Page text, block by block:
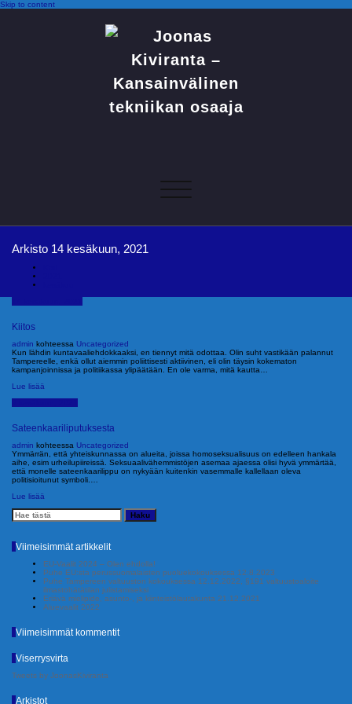
Skip to content
osaaja
Navigoi
Arkisto 14 kesäkuun, 2021
Kiitos
admin kohteessa Uncategorized
Kun lähdin kuntavaaliehdokkaaksi, en tiennyt mitä odottaa. Olin suht vastikään palannut
Tampereelle, enkä ollut aiemmin poliittisesti aktiivinen, eli olin täysin kokematon
kampanjoinnissa ja politiikassa ylipäätään. En ole varma, mitä kautta…
Lue lisää
Sateenkaariliputuksesta
admin kohteessa Uncategorized
Ymmärrän, että yhteiskunnassa on alueita, joissa homoseksualisuus on edelleen hankala
aihe, esim urheilupiireissä. Seksuaalivähemmistöjen asemaa ajaessa olisi hyvä ymmärtää,
että monelle sateenkaarilippu on nykyään kuitenkin vasemmalle kallellaan oleva
politisioitunut symboli.…
Lue lisää
Viimeisimmät artikkelit
EU-Vaalit 2024 – Olen ehdolla!
Puhe EU:sta perussuomalaisten puoluekokouksessa 12.8.2023
Puhe Tampereen valtuuston kokouksessa 12.12.2022, §191 valtuustoaloite
ilmastohätätilan julistamiseksi
Eriävä mielipide, asunto-, ja kiinteistölautakunta 21.12.2021
Aluevaalit 2022
Viimeisimmät kommentit
Viserrysvirta
Tweets by JoonasKiviranta
Arkistot